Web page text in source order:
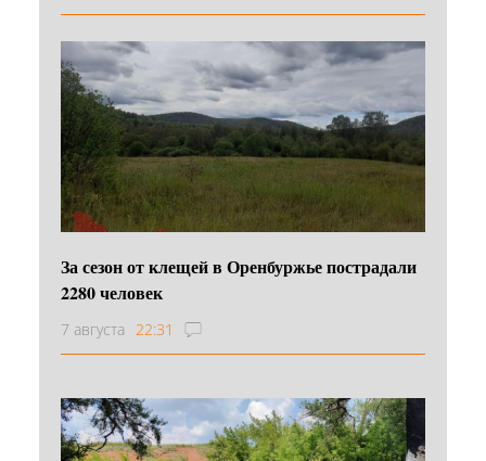
За сезон от клещей в Оренбуржье пострадали
2280 человек
7 августа 22:31